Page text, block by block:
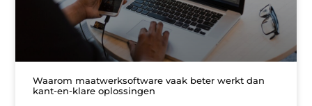
Waarom maatwerksoftware vaak beter werkt dan
kant-en-klare oplossingen